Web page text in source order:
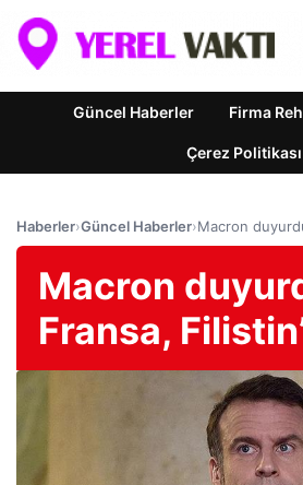
Güncel Haberler Firma
Çerez Politikası
Haberler›Güncel Haberler›Macron
Macron
Fransa,